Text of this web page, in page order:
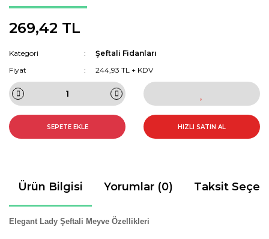
269,42 TL
Kategori
Şeftali Fidanları
Fiyat
244,93 TL + KDV
SEPETE EKLE HIZLI SATIN AL
Ürün Bilgisi Yorumlar (0) Taksit
Elegant Lady Şeftali Meyve Özellikleri